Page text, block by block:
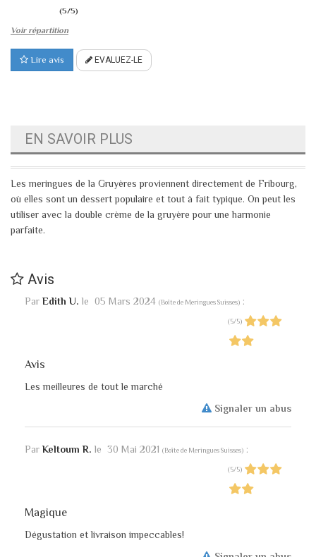
(5/5)
Voir répartition
Lire avis EVALUEZ-LE
EN SAVOIR PLUS
Les meringues de la Gruyères proviennent directement de Fribourg,
où elles sont un dessert populaire et tout à fait typique. On peut les
utiliser avec la double crème de la gruyère pour une harmonie
parfaite.
Avis
Par Edith U. le 05 Mars 2024 (Boîte de Meringues Suisses) :
(5/5)
Avis
Les meilleures de tout le marché
Signaler un abus
Par Keltoum R. le 30 Mai 2021 (Boîte de Meringues Suisses) :
(5/5)
Magique
Dégustation et livraison impeccables!